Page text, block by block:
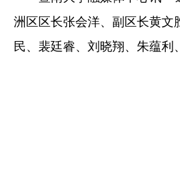
洲区区长张会洋、副区长黄文
民、裴廷睿、刘晓翔、朱蕴利